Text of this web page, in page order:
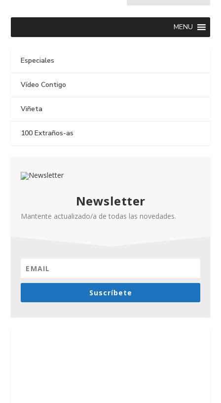
MENU
Especiales
Vídeo Contigo
Viñeta
100 Extraños-as
Newsletter
Mantente actualizado/a de todas las novedades.
Suscríbete